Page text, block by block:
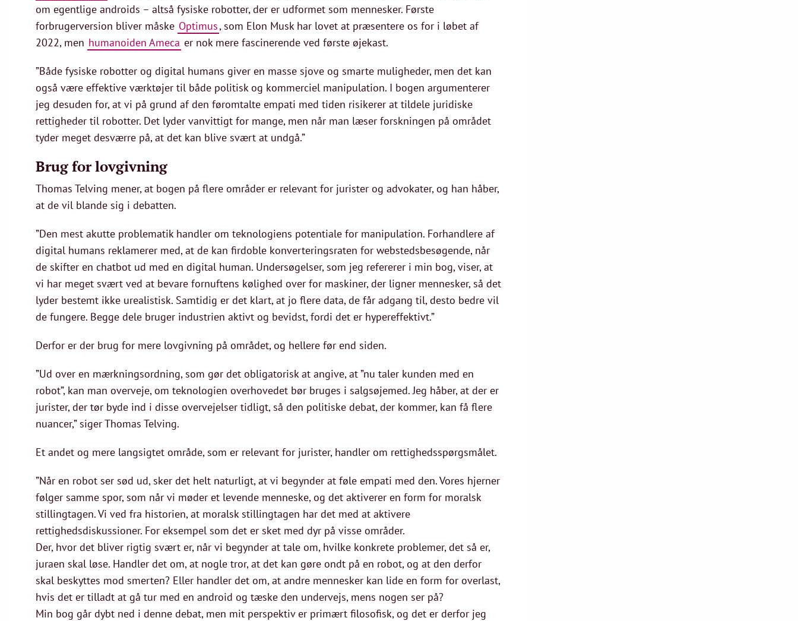
om egentlige androids – altså fysiske robotter, der er udformet som mennesker. Første
forbrugerversion bliver måske Optimus, som Elon Musk har lovet at præsentere os for i løbet af
2022, men humanoiden Ameca er nok mere fascinerende ved første øjekast.
”Både fysiske robotter og digital humans giver en masse sjove og smarte muligheder, men det kan
også være effektive værktøjer til både politisk og kommerciel manipulation. I bogen argumenterer
jeg desuden for, at vi på grund af den føromtalte empati med tiden risikerer at tildele juridiske
rettigheder til robotter. Det lyder vanvittigt for mange, men når man læser forskningen på området
tyder meget desværre på, at det kan blive svært at undgå.”
Brug for lovgivning
Thomas Telving mener, at bogen på flere områder er relevant for jurister og advokater, og han håber,
at de vil blande sig i debatten.
”Den mest akutte problematik handler om teknologiens potentiale for manipulation. Forhandlere af
digital humans reklamerer med, at de kan firdoble konverteringsraten for webstedsbesøgende, når
de skifter en chatbot ud med en digital human. Undersøgelser, som jeg refererer i min bog, viser, at
vi har meget svært ved at bevare fornuftens kølighed over for maskiner, der ligner mennesker, så det
lyder bestemt ikke urealistisk. Samtidig er det klart, at jo flere data, de får adgang til, desto bedre vil
de fungere. Begge dele bruger industrien aktivt og bevidst, fordi det er hypereffektivt.”
Derfor er der brug for mere lovgivning på området, og hellere før end siden.
”Ud over en mærkningsordning, som gør det obligatorisk at angive, at ”nu taler kunden med en
robot”, kan man overveje, om teknologien overhovedet bør bruges i salgsøjemed. Jeg håber, at der er
jurister, der tør byde ind i disse overvejelser tidligt, så den politiske debat, der kommer, kan få flere
nuancer,” siger Thomas Telving.
Et andet og mere langsigtet område, som er relevant for jurister, handler om rettighedsspørgsmålet.
”Når en robot ser sød ud, sker det helt naturligt, at vi begynder at føle empati med den. Vores hjerner
følger samme spor, som når vi møder et levende menneske, og det aktiverer en form for moralsk
stillingtagen. Vi ved fra historien, at moralsk stillingtagen har det med at aktivere
rettighedsdiskussioner. For eksempel som det er sket med dyr på visse områder.
Der, hvor det bliver rigtig svært er, når vi begynder at tale om, hvilke konkrete problemer, det så er,
juraen skal løse. Handler det om, at nogle tror, at det kan gøre ondt på en robot, og at den derfor
skal beskyttes mod smerten? Eller handler det om, at andre mennesker kan lide en form for overlast,
hvis det er tilladt at gå tur med en android og tæske den undervejs, mens nogen ser på?
Min bog går dybt ned i denne debat, men mit perspektiv er primært filosofisk, og det er derfor jeg